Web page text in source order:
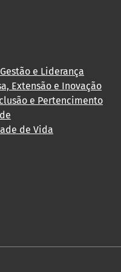
e Liderança
Extensão e Inovação
e Pertencimento
de Vida